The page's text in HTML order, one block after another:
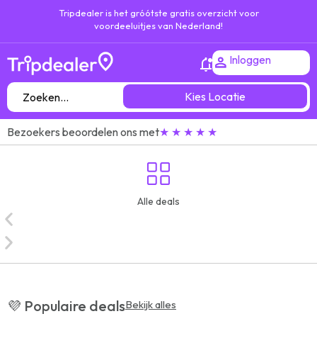
Tripdealer is het gróótste gratis overzicht voor
voordeeluitjes van Nederland!
Inloggen
Kies Locatie
Bezoekers beoordelen ons met★ ★ ★ ★ ★
Alle deals
💜 Populaire dealsBekijk alles